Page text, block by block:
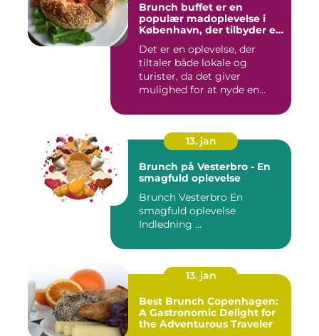
Brunch buffet er en
populær madoplevelse i
København, der tilbyder en
der spænder fra friske
salater og smørrebrød til
bagels, pandekager og
æggekager
Det er en oplevelse, der
tiltaler både lokale og
turister, da det giver
mulighed for at nyde en
13. jan
Brunch på Vesterbro - En
smagfuld oplevelse
Brunch Vesterbro En
smagfuld oplevelse
Indledning ...
13. jan
Best Brunch Copenhagen:
A Gastronomic Delight for
the Adventurous Traveler